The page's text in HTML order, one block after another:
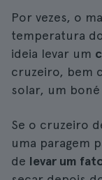
Por vezes, o
temperatura
ideia levar um
cruzeiro, bem
solar, um
Se o cruzeiro
uma paragem
de levar um